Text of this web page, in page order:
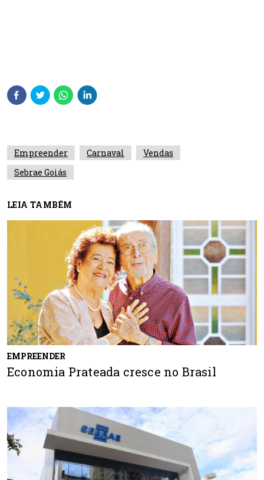
Empreender Carnaval
Vendas
Sebrae Goiás
LEIA TAMBÉM
EMPREENDER
Economia Prateada cresce no Brasil